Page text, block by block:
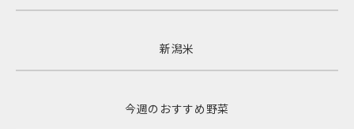
新潟米
今週のおすすめ野菜